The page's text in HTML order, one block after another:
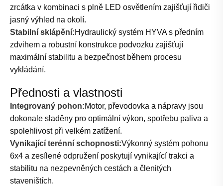
zrcátka v kombinaci s plně LED osvětlením zajišťují řidiči
jasný výhled na okolí.
Stabilní sklápění:Hydraulický systém HYVA s předním
zdvihem a robustní konstrukce podvozku zajišťují
maximální stabilitu a bezpečnost během procesu
vykládání.
Přednosti a vlastnosti
Integrovaný pohon:Motor, převodovka a nápravy jsou
dokonale sladěny pro optimální výkon, spotřebu paliva a
spolehlivost při velkém zatížení.
Vynikající terénní schopnosti:Výkonný systém pohonu
6x4 a zesílené odpružení poskytují vynikající trakci a
stabilitu na nezpevněných cestách a členitých
staveništích.